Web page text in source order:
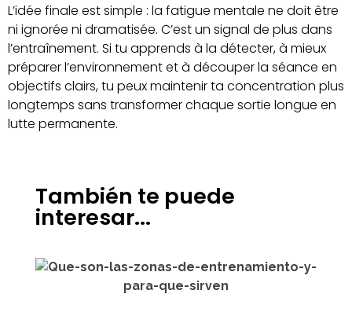
L’idée finale est simple : la fatigue mentale ne doit être
ni ignorée ni dramatisée. C’est un signal de plus dans
l’entraînement. Si tu apprends à la détecter, à mieux
préparer l’environnement et à découper la séance en
objectifs clairs, tu peux maintenir ta concentration plus
longtemps sans transformer chaque sortie longue en
lutte permanente.
También te puede
interesar...